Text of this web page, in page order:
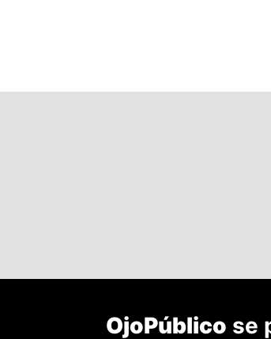
OjoPúblico se